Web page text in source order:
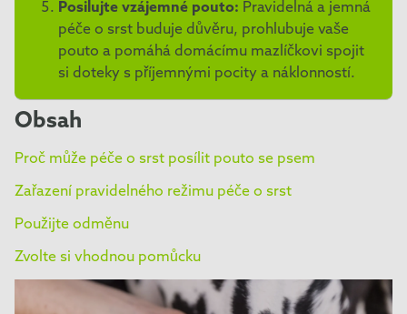
Posilujte vzájemné pouto: Pravidelná a jemná
péče o srst buduje důvěru, prohlubuje vaše
pouto a pomáhá domácímu mazlíčkovi spojit
si doteky s příjemnými pocity a náklonností.
Obsah
Proč může péče o srst posílit pouto se psem
Zařazení pravidelného režimu péče o srst
Použijte odměnu
Zvolte si vhodnou pomůcku